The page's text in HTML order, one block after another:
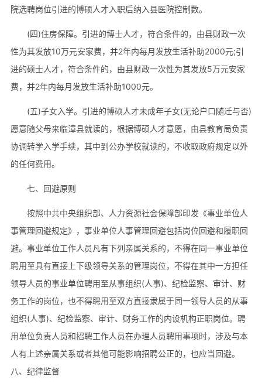
院选聘岗位引进的博硕人才入职后纳入县医院控制数。
(四)住房保障。引进的博士人才，符合条件的，由县财政一次
性为其发放10万元安家费，并2年内每月发放生活补助2000元;引
进的硕士人才，符合条件的，由县财政一次性为其发放5万元安家
费，并2年内每月发放生活补助1000元。
(五)子女入学。引进的博硕人才未成年子女(无论户口随迁与否)
愿意随父母来临漳县就读的，根据博硕人才意愿，由县教育局负责
协调转学入学手续，其中到公办学校就读的，不收取政府规定以外
的任何费用。
七、回避原则
按照中共中央组织部、人力资源社会保障部印发《事业单位人
事管理回避规定》，事业单位人事管理回避包括岗位回避和履职回
避。事业单位工作人员凡有下列亲属关系的，不得在同一事业单位
聘用至具有直接上下级领导关系的管理岗位，不得在其中一方担任
领导人员的事业单位聘用至从事组织(人事)、纪检监察、审计、财
务工作的岗位，也不得聘用至双方直接隶属于同一领导人员的从事
组织(人事)、纪检监察、审计、财务工作的内设机构正职岗位。聘
用单位负责人员和招聘工作人员在办理人员聘用事项时，涉及与本
人有上述亲属关系或者其他可能影响招聘公正的，也应当回避。
八、纪律监督